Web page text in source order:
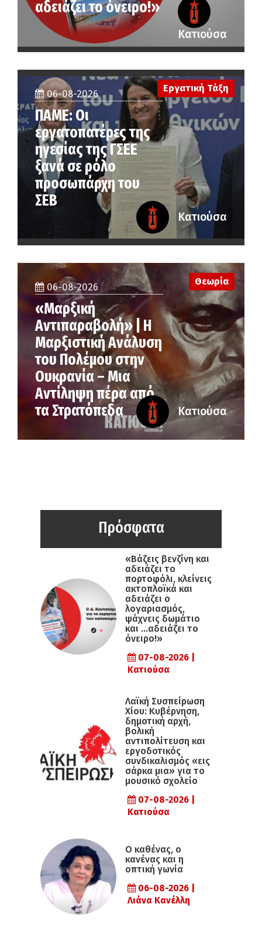
αδειάζει το όνειρο!»
Κατιούσα
06-08-2026
ΠΑΜΕ: Οι
εργατοπατέρες της
ηγεσίας της ΓΣΕΕ
ξανά σε ρόλο
προσωπάρχη του
ΣΕΒ
Εργατική Τάξη
Κατιούσα
06-08-2026
«Μαρξική
Αντιπαραβολή» | Η
Μαρξιστική Ανάλυση
του Πολέμου στην
Ουκρανία – Μια
Αντίληψη πέρα από
τα Στρατόπεδα
Θεωρία
Κατιούσα
Πρόσφατα
«Βάζεις βενζίνη και
αδειάζει το
πορτοφόλι, κλείνεις
ακτοπλοϊκά και
αδειάζει ο
λογαριασμός,
ψάχνεις δωμάτιο
και …αδειάζει το
όνειρο!»
07-08-2026 |
Κατιούσα
Λαϊκή Συσπείρωση
Χίου: Κυβέρνηση,
δημοτική αρχή,
βολική
αντιπολίτευση και
εργοδοτικός
συνδικαλισμός «εις
σάρκα μια» για το
μουσικό σχολείο
07-08-2026 |
Κατιούσα
Ο καθένας, ο
κανένας και η
οπτική γωνία
06-08-2026 |
Λιάνα Κανέλλη